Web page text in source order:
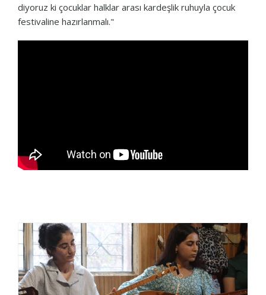
diyoruz ki çocuklar halklar arası kardeşlik ruhuyla çocuk
festivaline hazırlanmalı."